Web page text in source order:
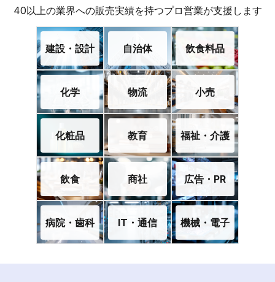
40以上の業界への販売実績を持つプロ営業が支援します
建設・設計 自治体 飲食料品
化学 物流 小売
化粧品 教育 福祉・介護
飲食 商社 広告・PR
病院・歯科 IT・通信 機械・電子